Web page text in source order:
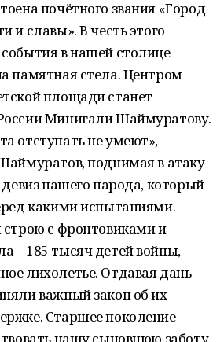
почётного звания «Город
и славы». В честь этого
в нашей столице
памятная стела. Центром
площади станет
Минигали Шаймуратову.
отступать не умеют», –
поднимая в атаку
девиз нашего народа, который
какими испытаниями.
строю с фронтовиками и
– 185 тысяч детей войны,
лихолетье. Отдавая дань
важный закон об их
Старшее поколение